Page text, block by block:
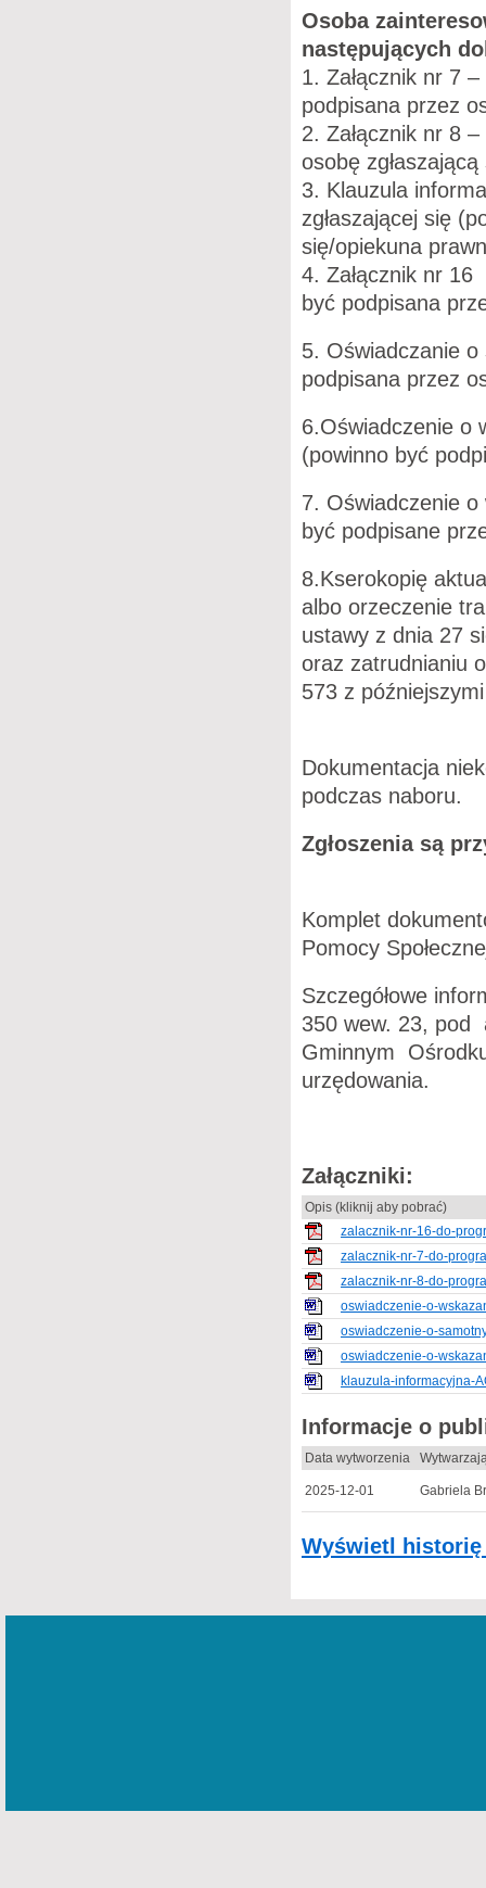
Osoba
następujących
1. Załącznik nr 7
podpisana przez
2. Załącznik nr 8
osobę
3. Klauzula
zgłaszającej się
się/opiekuna
4. Załącznik nr
być podpisana
5. Oświadczanie
podpisana przez
6.Oświadczenie o
(powinno być
7. Oświadczenie o
być podpisane
8.Kserokopię
albo orzeczenie
ustawy z dnia 27
oraz zatrudnianiu
573 z
Dokumentacja
podczas naboru.
Zgłoszenia są
Komplet
Pomocy
Szczegółowe
350 wew. 23,
Gminnym
urzędowania.
Załączniki:
Opis (kliknij aby pobrać)
zalacznik-nr-16-do-
zalacznik-nr-7-do-
zalacznik-nr-8-do-
oswiadczenie-o-
oswiadczenie-o-
oswiadczenie-o-
klauzula-informacyjna-
Informacje o
Data wytworzenia
2025-12-01 Gabriela
Wyświetl